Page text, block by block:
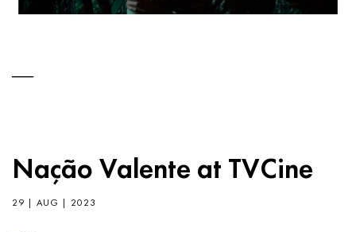
Nação Valente at TVCine
29 | AUG | 2023